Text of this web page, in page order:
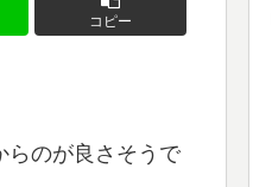
コピー
らのが良さそうで